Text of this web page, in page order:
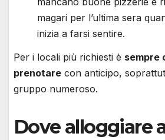
magari per l’ultima sera
inizia a farsi sentire.
Per i locali più richiesti è sempre
prenotare con anticipo,
gruppo numeroso.
Dove alloggiare